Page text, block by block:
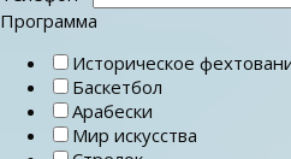
Программа
Историческое
Баскетбол
Арабески
Мир искусства